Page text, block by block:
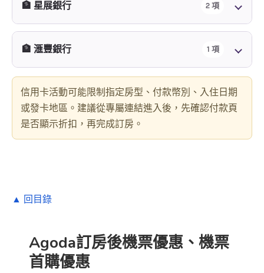
🏦 星展銀行 2 項
🏦 滙豐銀行 1 項
信用卡活動可能限制指定房型、付款幣別、入住日期
或發卡地區。建議從專屬連結進入後，先確認付款頁
是否顯示折扣，再完成訂房。
▲ 回目錄
Agoda訂房後機票優惠、機票
首購優惠